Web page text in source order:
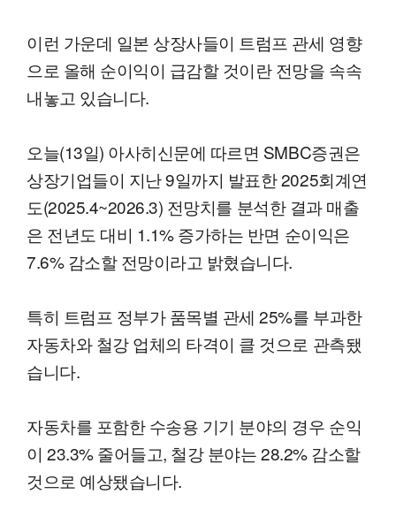
이런 가운데 일본 상장사들이 트럼프 관세 영향
으로 올해 순이익이 급감할 것이란 전망을 속속
내놓고 있습니다.
오늘(13일) 아사히신문에 따르면 SMBC증권은
상장기업들이 지난 9일까지 발표한 2025회계연
도(2025.4~2026.3) 전망치를 분석한 결과 매출
은 전년도 대비 1.1% 증가하는 반면 순이익은
7.6% 감소할 전망이라고 밝혔습니다.
특히 트럼프 정부가 품목별 관세 25%를 부과한
자동차와 철강 업체의 타격이 클 것으로 관측됐
습니다.
자동차를 포함한 수송용 기기 분야의 경우 순익
이 23.3% 줄어들고, 철강 분야는 28.2% 감소할
것으로 예상됐습니다.